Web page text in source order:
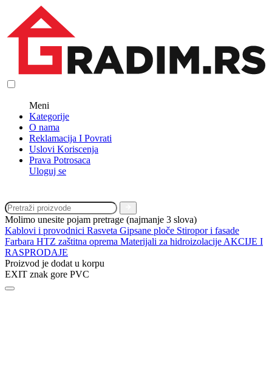
Meni
Kategorije
O nama
Reklamacija I Povrati
Uslovi Koriscenja
Prava Potrosaca
Uloguj se
Molimo unesite pojam pretrage (najmanje 3 slova)
Kablovi i provodnici Rasveta Gipsane ploče Stiropor i fasade
Farbara HTZ zaštitna oprema Materijali za hidroizolacije AKCIJE I
RASPRODAJE
Proizvod je dodat u korpu
EXIT znak gore PVC